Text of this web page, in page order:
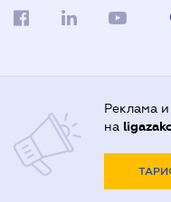
Реклама и
на